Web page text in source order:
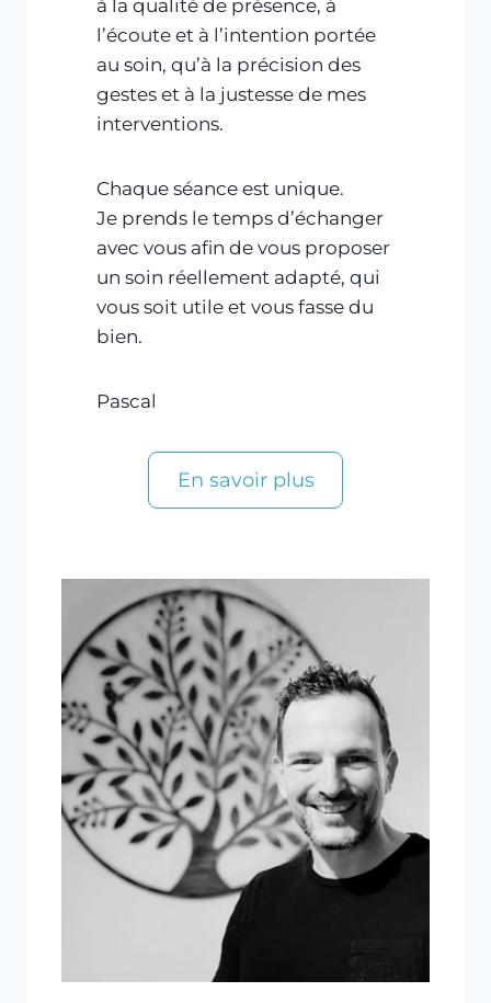
à la qualité de présence, à
l’écoute et à l’intention portée
au soin, qu’à la précision des
gestes et à la justesse de mes
interventions.
Chaque séance est unique.
Je prends le temps d’échanger
avec vous afin de vous proposer
un soin réellement adapté, qui
vous soit utile et vous fasse du
bien.
Pascal
En savoir plus